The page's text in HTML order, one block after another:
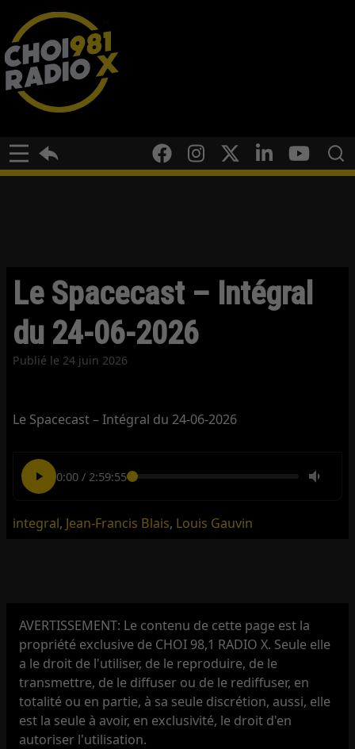
Le Spacecast – Intégral
du 24-06-2026
Publié le 24 juin 2026
Le Spacecast – Intégral du 24-06-2026
0:00/ 2:59:55
integral, Jean-Francis Blais, Louis Gauvin
AVERTISSEMENT: Le contenu de cette page est la
propriété exclusive de CHOI 98,1 RADIO X. Seule elle
a le droit de l'utiliser, de le reproduire, de le
transmettre, de le diffuser ou de le rediffuser, en
totalité ou en partie, à sa seule discrétion, aussi, elle
est la seule à avoir, en exclusivité, le droit d'en
autoriser l'utilisation.